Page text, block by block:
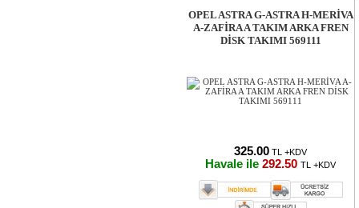
OPEL ASTRA G-ASTRA H-MERİVA
A-ZAFİRA A TAKIM ARKA FREN
DİSK TAKIMI 569111
325.00 TL +KDV
Havale ile 292.50 TL +KDV